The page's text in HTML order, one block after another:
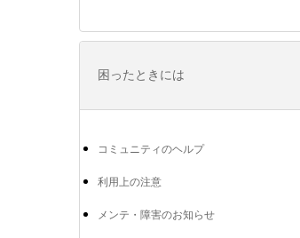
困ったときには
コミュニティのヘルプ
利用上の注意
メンテ・障害のお知らせ